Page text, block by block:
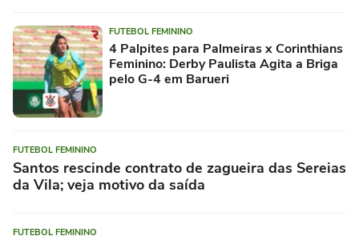
FUTEBOL FEMININO
4 Palpites para Palmeiras x Corinthians
Feminino: Derby Paulista Agita a Briga
pelo G-4 em Barueri
FUTEBOL FEMININO
Santos rescinde contrato de zagueira das Sereias
da Vila; veja motivo da saída
FUTEBOL FEMININO